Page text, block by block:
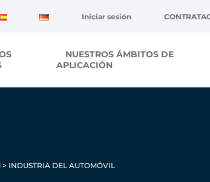
Iniciar sesión
NUESTROS ÁMBITOS DE
APLICACIÓN
> INDUSTRIA DEL AUTOMÓVIL